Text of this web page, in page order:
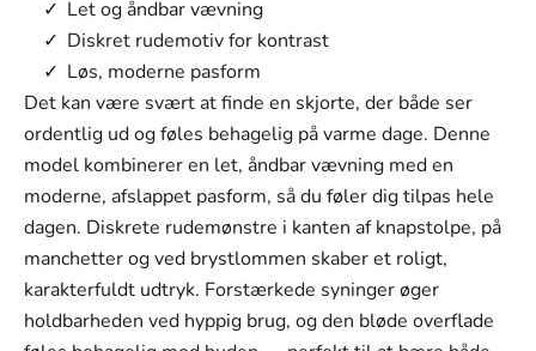
Størrelse:
3XS
Størrelse
3XS
2XS
XS
S
Let og åndbar vævning
Diskret rudemotiv for kontrast
Løs, moderne pasform
Det kan være svært at finde en skjorte, der både ser
ordentlig ud og føles behagelig på varme dage. Denne
model kombinerer en let, åndbar vævning med en
moderne, afslappet pasform, så du føler dig tilpas hele
dagen. Diskrete rudemønstre i kanten af knapstolpe, på
manchetter og ved brystlommen skaber et roligt,
karakterfuldt udtryk. Forstærkede syninger øger
holdbarheden ved hyppig brug, og den bløde overflade